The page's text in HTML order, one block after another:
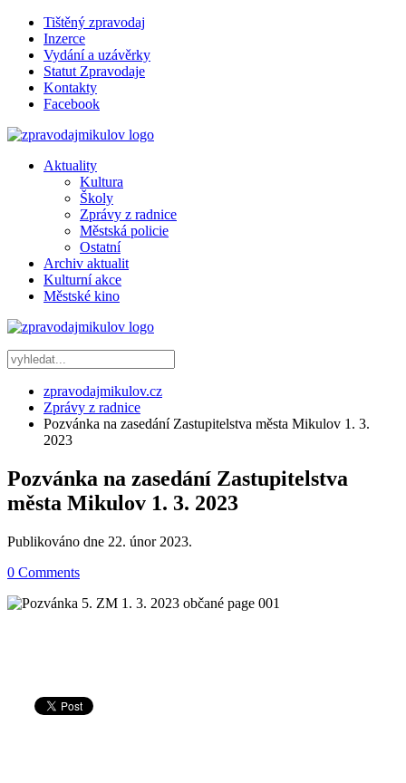
Tištěný zpravodaj
Inzerce
Vydání a uzávěrky
Statut Zpravodaje
Kontakty
Facebook
Aktuality
Kultura
Školy
Zprávy z radnice
Městská policie
Ostatní
Archiv aktualit
Kulturní akce
Městské kino
zpravodajmikulov.cz
Zprávy z radnice
Pozvánka na zasedání Zastupitelstva města Mikulov 1. 3.
2023
Pozvánka na zasedání Zastupitelstva
města Mikulov 1. 3. 2023
Publikováno dne 22. únor 2023.
0 Comments